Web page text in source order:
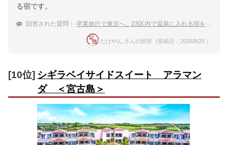
る宿です。
回答された質問： 卒業旅行で東京へ。23区内で温泉に入れる宿を教えて！
たけやん さんの回答（投稿日：2025/8/25 ）
[10位] シギラベイサイドスイート アラマン
ダ ＜宮古島＞